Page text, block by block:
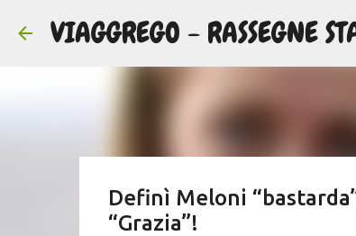
VIAGGREGO - RASSEGNE
Definì Meloni
“Grazia”!